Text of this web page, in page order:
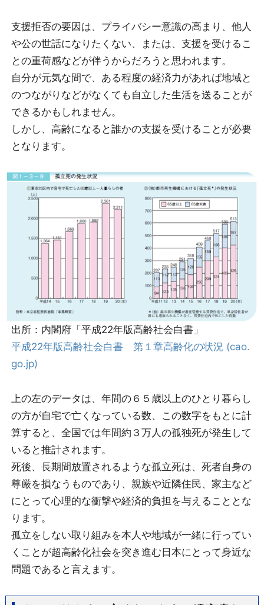
支援拒否の要因は、プライバシー意識の高まり、他人
や公の世話になりたくない、または、支援を受けるこ
との重荷感などが伴うからだろうと思われます。
自分が元気な間で、ある程度の経済力があれば地域と
のつながりなどがなくても自立した生活を送ることが
できるかもしれません。
しかし、高齢になると誰かの支援を受けることが必要
となります。
出所：内閣府「平成22年版高齢社会白書」
平成22年版高齢社会白書 第１章高齢化の状況 (cao.
go.jp)
上の左のデータは、年間の６５歳以上のひとり暮らし
の方が自宅で亡くなっている数、この数字をもとに計
算すると、全国では年間約３万人の孤独死が発生して
いると推計されます。
死後、長期間放置されるような孤立死は、死者自身の
尊厳を損なうものであり、親族や近隣住民、家主など
にとって心理的な衝撃や経済的負担を与えることとな
ります。
孤立をしない取り組みを本人や地域が一緒に行ってい
くことが超高齢化社会を突き進む日本にとって身近な
問題であると言えます。